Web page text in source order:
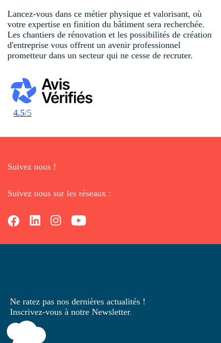
Lancez-vous dans ce métier physique et valorisant, où
votre expertise en finition du bâtiment sera recherchée.
Les chantiers de rénovation et les possibilités de création
d'entreprise vous offrent un avenir professionnel
prometteur dans un secteur qui ne cesse de recruter.
4.5/5
Suivez nous !
Suivez nous sur les réseaux :
Ne ratez pas nos dernières actualités !
Inscrivez-vous à notre Newsletter.